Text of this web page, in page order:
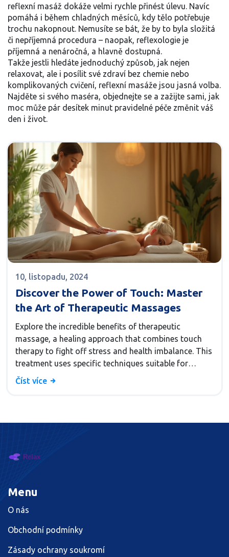
reflexní masáž dokáže velmi rychle přinést úlevu. Navíc
pomáhá i během chladných měsíců, kdy tělo potřebuje
trochu nakopnout. Nemusíte se bát, že by to byla složitá
či nepříjemná procedura – naopak, reflexologie je
příjemná a nenáročná, a hlavně dostupná.
Takže jestli hledáte jednoduchý způsob, jak nejen
relaxovat, ale i posílit své zdraví bez chemie nebo
komplikovaných cvičení, reflexní masáže jsou jasná volba.
Najděte si svého maséra, objednejte se a zažijte sami, jak
moc může pár desítek minut pravidelné péče změnit váš
den i život.
10, listopadu, 2024
Discover the Power of Touch: Master
the Art of Therapeutic Massages
Explore the incredible benefits of therapeutic
massage, a healing approach that combines touch
therapy to fight off stress and health imbalance. This
treatment uses specific techniques suitable for
various types conditions such including ; system
restoring healthy blood smooths restoration balance
Číst více
Menu
O nás
Obchodní podmínky
Zásady ochrany soukromí